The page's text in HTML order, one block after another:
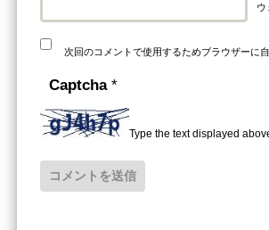
ウ
次回のコメントで使用するためブラウザーに
Captcha *
Type the text displayed